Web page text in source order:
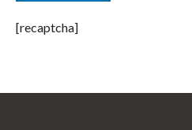
[recaptcha]